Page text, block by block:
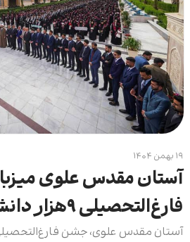
۱۹ بهمن ۱۴۰۴
آستان مقدس علوی
فارغ‌التحصیلی ۹هزار دانشجو